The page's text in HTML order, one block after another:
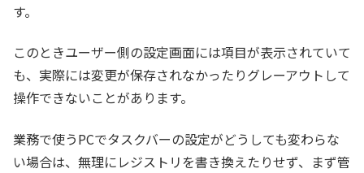
す。
このときユーザー側の設定画面には項目が表示されていて
も、実際には変更が保存されなかったりグレーアウトして
操作できないことがあります。
業務で使うPCでタスクバーの設定がどうしても変わらな
い場合は、無理にレジストリを書き換えたりせず、まず管